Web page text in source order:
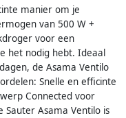
manier om je
van 500 W +
voor een
het nodig hebt. Ideaal
de Asama Ventilo
Snelle en efficinte
Connected voor
Asama Ventilo is